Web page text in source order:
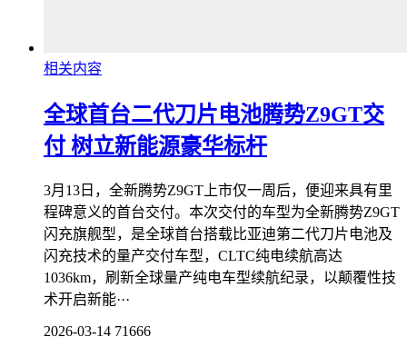
相关内容
全球首台二代刀片电池腾势Z9GT交
付 树立新能源豪华标杆
3月13日，全新腾势Z9GT上市仅一周后，便迎来具有里
程碑意义的首台交付。本次交付的车型为全新腾势Z9GT
闪充旗舰型，是全球首台搭载比亚迪第二代刀片电池及
闪充技术的量产交付车型，CLTC纯电续航高达
1036km，刷新全球量产纯电车型续航纪录，以颠覆性技
术开启新能···
2026-03-14 71666